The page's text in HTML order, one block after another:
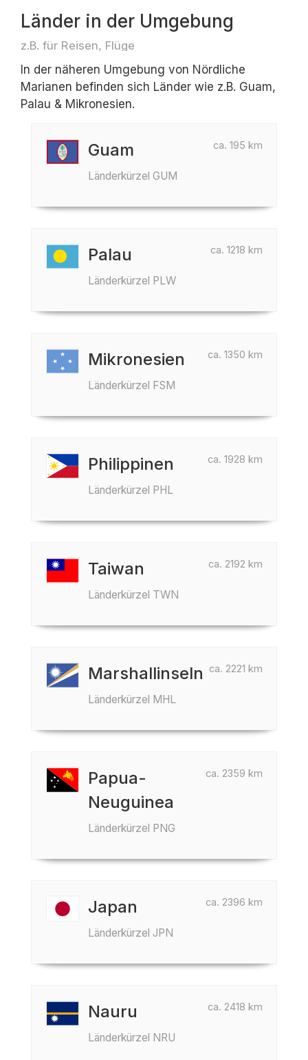
Länder in der Umgebung
z.B. für Reisen, Flüge
In der näheren Umgebung von Nördliche
Marianen befinden sich Länder wie z.B. Guam,
Palau & Mikronesien.
ca. 195 km
Guam
Länderkürzel GUM
ca. 1218 km
Palau
Länderkürzel PLW
ca. 1350 km
Mikronesien
Länderkürzel FSM
ca. 1928 km
Philippinen
Länderkürzel PHL
ca. 2192 km
Taiwan
Länderkürzel TWN
ca. 2221 km
Marshallinseln
Länderkürzel MHL
ca. 2359 km
Papua-
Neuguinea
Länderkürzel PNG
ca. 2396 km
Japan
Länderkürzel JPN
ca. 2418 km
Nauru
Länderkürzel NRU